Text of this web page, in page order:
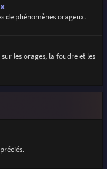
de phénomènes orageux.
les orages, la foudre et les